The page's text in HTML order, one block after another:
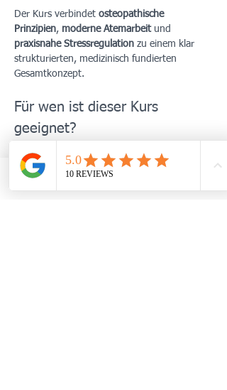
Der Kurs verbindet osteopathische
Prinzipien, moderne Atemarbeit und
praxisnahe Stressregulation zu einem klar
strukturierten, medizinisch fundierten
Gesamtkonzept.
Für wen ist dieser Kurs
geeignet?
Erschöpfung oder innerer Unruhe
Patient:innen mit stressassoziierten
Beschwerden (z. B. Schlafprobleme,